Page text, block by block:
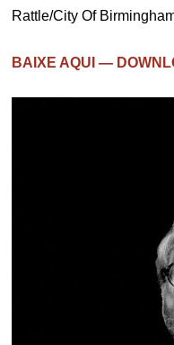
Rattle/City Of
BAIXE AQUI —